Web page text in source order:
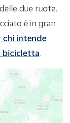
due ruote.
è in gran
chi intende
bicicletta.